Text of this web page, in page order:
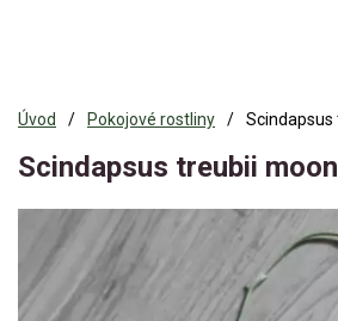
Úvod Pokojové rostliny
Scindapsus treubii